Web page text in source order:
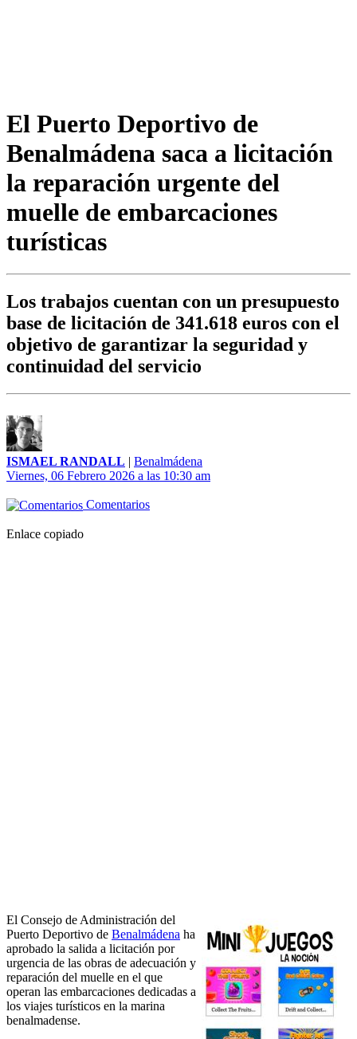
El Puerto Deportivo de
Benalmádena saca a licitación
la reparación urgente del
muelle de embarcaciones
turísticas
Los trabajos cuentan con un presupuesto
base de licitación de 341.618 euros con el
objetivo de garantizar la seguridad y
continuidad del servicio
ISMAEL RANDALL | Benalmádena
Viernes, 06 Febrero 2026 a las 10:30 am
Comentarios
Enlace copiado
El Consejo de Administración del
Puerto Deportivo de Benalmádena ha
aprobado la salida a licitación por
urgencia de las obras de adecuación y
reparación del muelle en el que
operan las embarcaciones dedicadas a
los viajes turísticos en la marina
benalmadense.